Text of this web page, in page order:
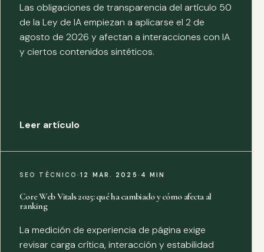
Las obligaciones de transparencia del artículo 50
de la Ley de IA empiezan a aplicarse el 2 de
agosto de 2026 y afectan a interacciones con IA
y ciertos contenidos sintéticos.
Leer artículo
SEO TÉCNICO·12 MAR. 2025 · 4 MIN
Core Web Vitals 2025: qué ha cambiado y cómo afecta al
ranking
La medición de experiencia de página exige
revisar carga crítica, interacción y estabilidad